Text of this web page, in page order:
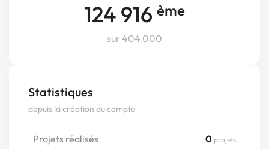
124 916 ème
sur 404 000
Statistiques
depuis la création du compte
Projets réalisés 0 projets